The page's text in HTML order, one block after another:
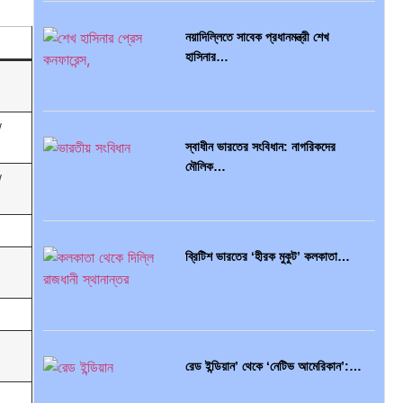
সব সভ্যতারই তো পতন হয়:…
পরবর্তী রাষ্ট্রপতি নির্বাচন ২০২৬: আলোচনায়…
প্রথাগত মেধা, স্ট্র্যাটেজিক গভর্নেন্স ও…
পদ্মা সেতু ও রেল সংযোগ…
নয়াদিল্লিতে সাবেক প্রধানমন্ত্রী শেখ
হাসিনার…
স্বাধীন ভারতের সংবিধান: নাগরিকদের
মৌলিক…
ব্রিটিশ ভারতের ‘হীরক মুকুট’ কলকাতা…
রেড ইন্ডিয়ান’ থেকে ‘নেটিভ আমেরিকান’:…